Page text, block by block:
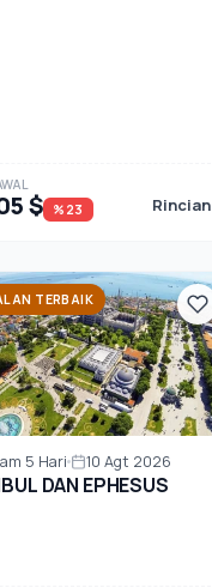
$ %23 Rincian
TERBAIK
5 Hari 10 Agt 2026
DAN EPHESUS